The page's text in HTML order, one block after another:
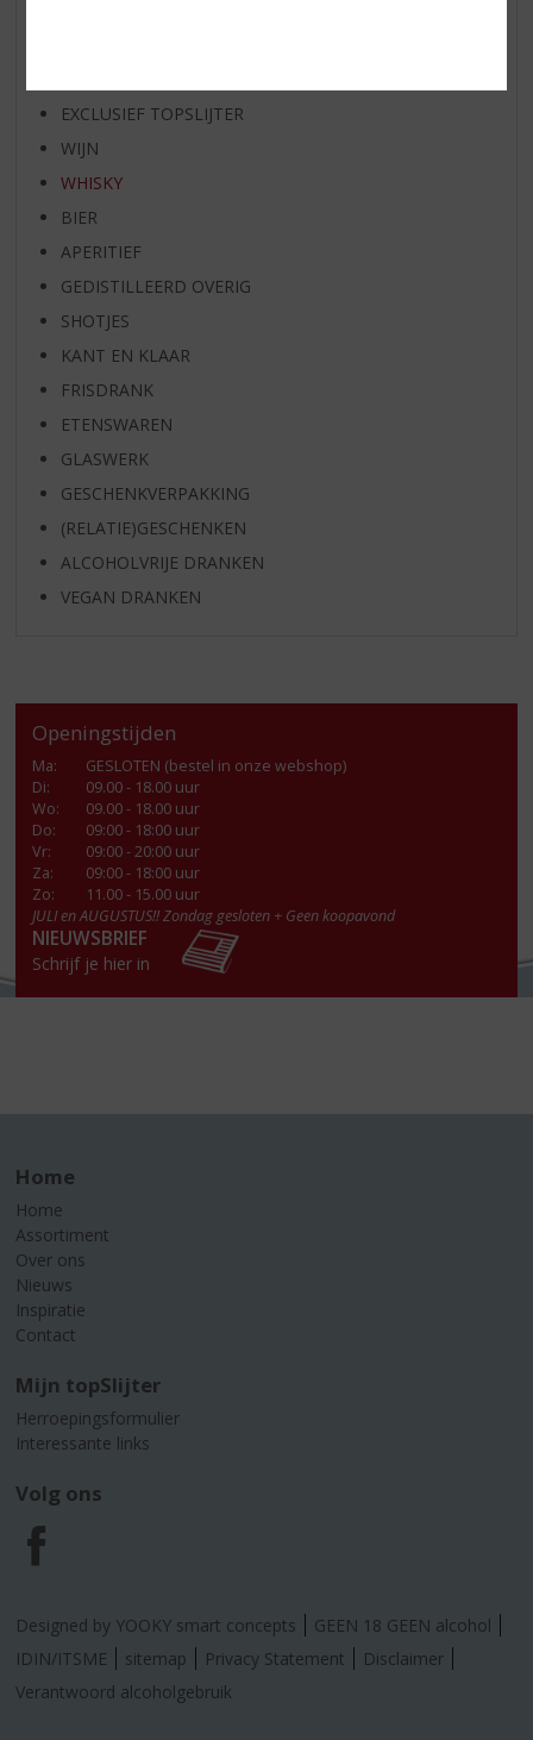
EXCLUSIEF TOPSLIJTER
WIJN
WHISKY
BIER
APERITIEF
GEDISTILLEERD OVERIG
SHOTJES
KANT EN KLAAR
FRISDRANK
ETENSWAREN
GLASWERK
GESCHENKVERPAKKING
(RELATIE)GESCHENKEN
ALCOHOLVRIJE DRANKEN
VEGAN DRANKEN
Openingstijden
Ma:
GESLOTEN (bestel in onze webshop)
Di:
09.00 - 18.00 uur
Wo:
09.00 - 18.00 uur
Do:
09:00 - 18:00 uur
Vr:
09:00 - 20:00 uur
Za:
09:00 - 18:00 uur
Zo:
11.00 - 15.00 uur
JULI en AUGUSTUS!! Zondag gesloten + Geen koopavond
NIEUWSBRIEF
Schrijf je hier in
Home
Home
Assortiment
Over ons
Nieuws
Inspiratie
Contact
Mijn topSlijter
Herroepingsformulier
Interessante links
Volg ons
F
a
c
Designed by YOOKY smart concepts
GEEN 18 GEEN alcohol
IDIN/ITSME
sitemap Privacy Statement
Disclaimer
Verantwoord alcoholgebruik